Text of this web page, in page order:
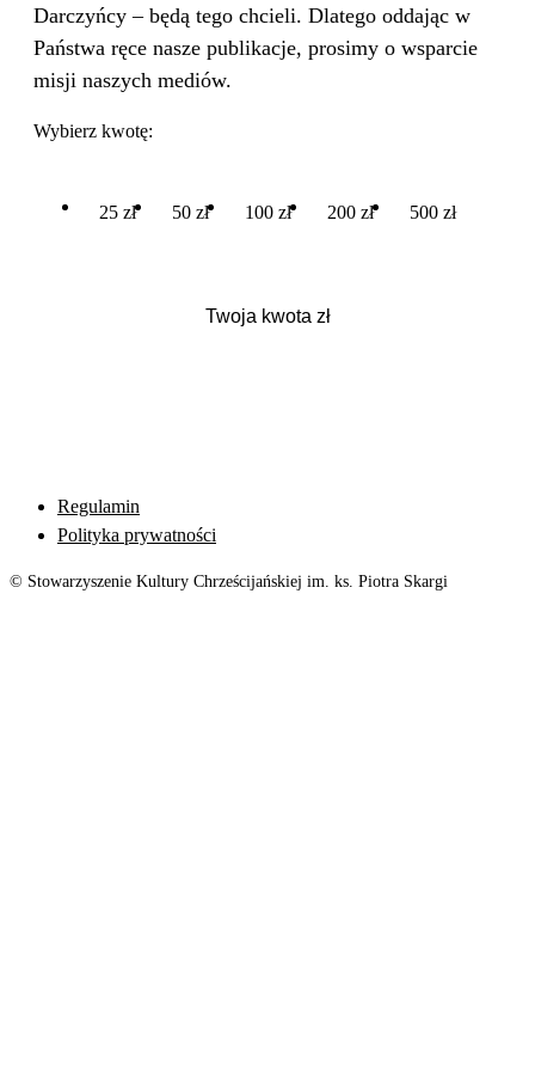
Darczyńcy – będą tego chcieli. Dlatego oddając w
Państwa ręce nasze publikacje, prosimy o wsparcie
misji naszych mediów.
Wybierz kwotę:
25 zł 50 zł 100 zł 200 zł 500 zł
Regulamin
Polityka prywatności
© Stowarzyszenie Kultury Chrześcijańskiej im. ks. Piotra Skargi